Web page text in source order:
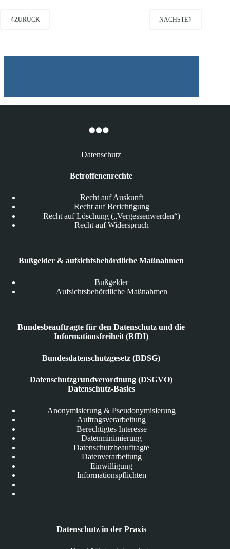
ZURÜCK NÄCHSTE
Datenschutz
Betroffenenrechte
Recht auf Auskunft
Recht auf Berichtigung
Recht auf Löschung („Vergessenwerden“)
Recht auf Widerspruch
Bußgelder & aufsichtsbehördliche Maßnahmen
Bußgelder
Aufsichtsbehördliche Maßnahmen
Bundesbeauftragte für den Datenschutz und die
Informationsfreiheit (BfDI)
Bundesdatenschutzgesetz (BDSG)
Datenschutzgrundverordnung (DSGVO)
Datenschutz-Basics
Anonymisierung & Pseudonymisierung
Auftragsverarbeitung
Berechtigtes Interesse
Datenminimierung
Datenschutzbeauftragte
Datenverarbeitung
Einwilligung
Informationspflichten
Datenschutz in der Praxis